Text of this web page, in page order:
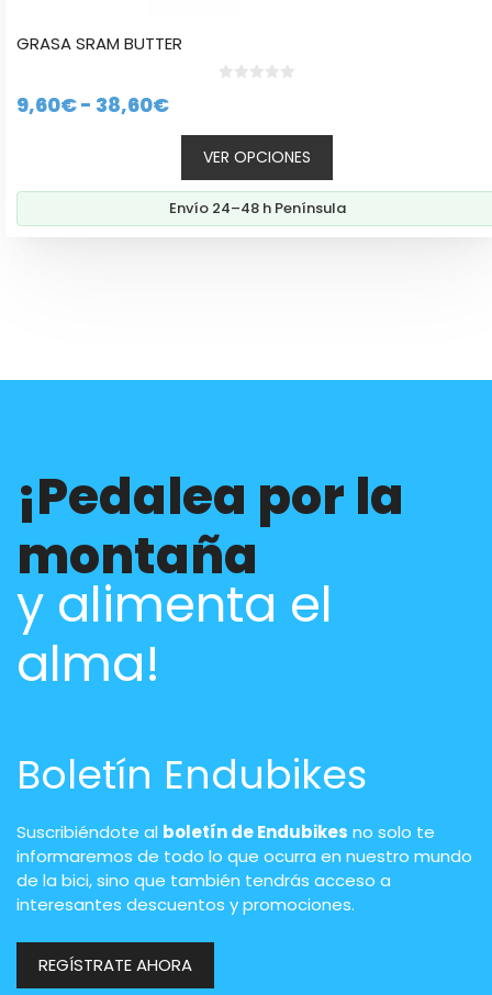
GRASA SRAM BUTTER
5
9,60€- 38,60€Rango
de
precios:
desde
9,60€
VER OPCIONES
Envío 24–48 h Península
¡Pedalea por la
montaña
y alimenta el
alma!
Boletín Endubikes
Suscribiéndote al boletín de Endubikes no solo te
informaremos de todo lo que ocurra en nuestro mundo
de la bici, sino que también tendrás acceso a
interesantes descuentos y promociones.
REGÍSTRATE AHORA